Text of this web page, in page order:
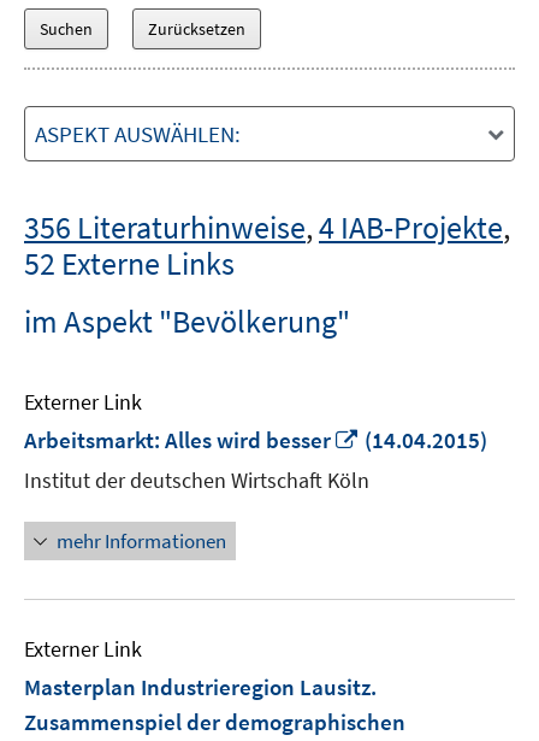
ASPEKT AUSWÄHLEN:
356 Literaturhinweise,4 IAB-Projekte,
52 Externe Links
im Aspekt "Bevölkerung"
Externer Link
Arbeitsmarkt: Alles wird besser
In
Fenster
(14.04.2015)
Institut der deutschen Wirtschaft Köln
mehr Informationen
Externer Link
Masterplan Industrieregion Lausitz.
Zusammenspiel der demographischen